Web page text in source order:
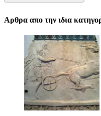
Αρθρα απο την ιδια